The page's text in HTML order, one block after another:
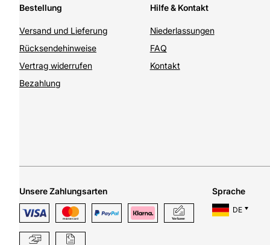
Bestellung
Versand und Lieferung
Rücksendehinweise
Vertrag widerrufen
Bezahlung
Hilfe & Kontakt
Niederlassungen
FAQ
Kontakt
Unsere Zahlungsarten Sprache
DE